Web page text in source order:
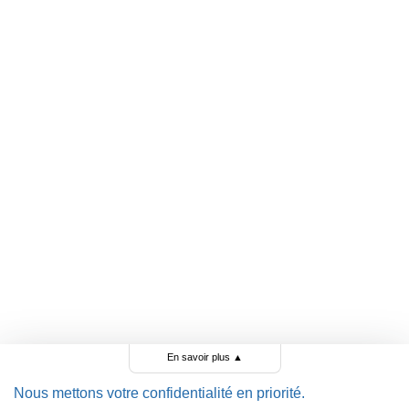
En savoir plus ▲
Nous mettons votre confidentialité en priorité.